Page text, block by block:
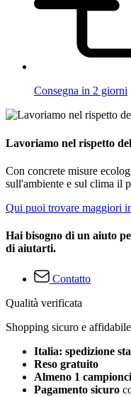
Consegna in 2 giorni
Lavoriamo nel rispetto
Con concrete misure
sull'ambiente e sul clima il
Qui puoi trovare maggiori
Hai bisogno di un aiuto
di aiutarti.
Contatto
Qualità verificata
Shopping sicuro e affidabile
Italia: spedizione
Reso gratuito
Almeno 1
Pagamento sicuro